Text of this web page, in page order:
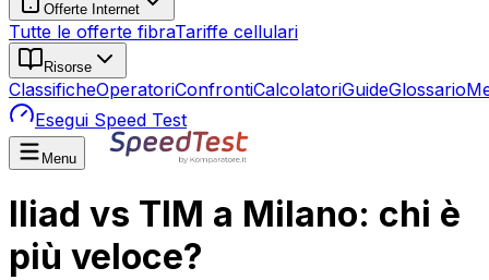
Offerte Internet
Tutte le offerte fibraTariffe cellulari
Risorse
ClassificheOperatoriConfrontiCalcolatoriGuideGlossario
Esegui Speed Test
Menu
Iliad vs TIM a Milano: chi è
più veloce?